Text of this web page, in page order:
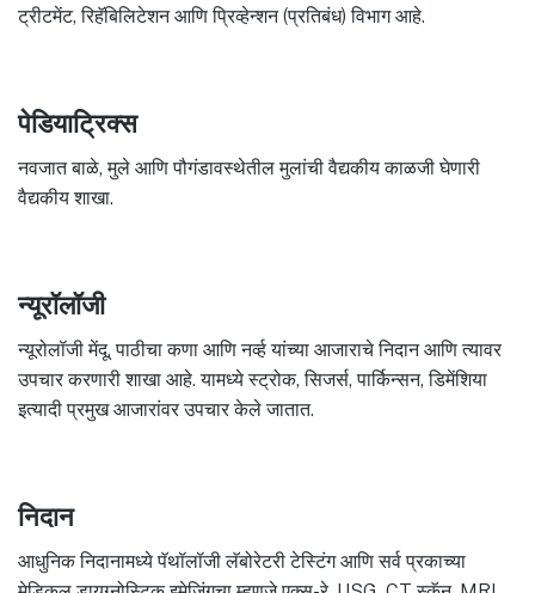
ट्रीटमेंट, रिहॅबिलिटेशन आणि प्रिव्हेन्शन (प्रतिबंध) विभाग आहे.
पेडियाट्रिक्स
नवजात बाळे, मुले आणि पौगंडावस्थेतील मुलांची वैद्यकीय काळजी घेणारी
वैद्यकीय शाखा.
न्यूरॉलॉजी
न्यूरोलॉजी मेंदू, पाठीचा कणा आणि नर्व्ह यांच्या आजाराचे निदान आणि त्यावर
उपचार करणारी शाखा आहे. यामध्ये स्ट्रोक, सिजर्स, पार्किन्सन, डिमेंशिया
इत्यादी प्रमुख आजारांवर उपचार केले जातात.
निदान
आधुनिक निदानामध्ये पॅथॉलॉजी लॅबोरेटरी टेस्टिंग आणि सर्व प्रकाच्या